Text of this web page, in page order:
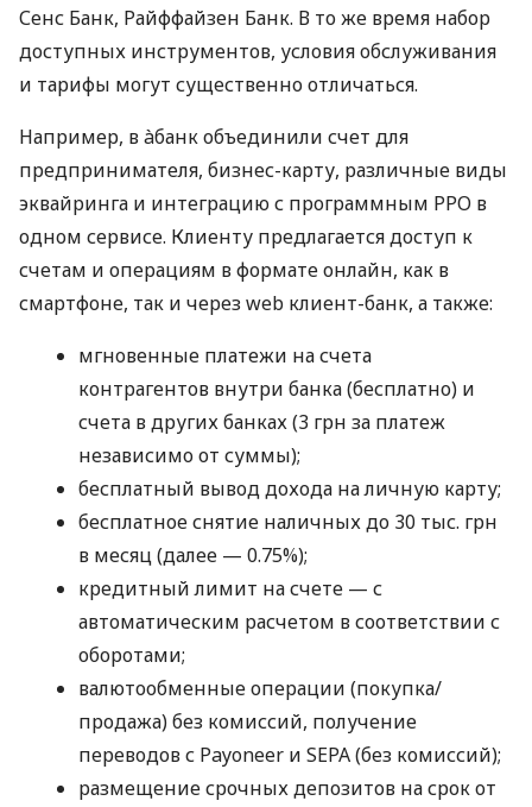
Сенс Банк, Райффайзен Банк. В то же время набор
доступных инструментов, условия обслуживания
и тарифы могут существенно отличаться.
Например, в àбанк объединили счет для
предпринимателя, бизнес-карту, различные виды
эквайринга и интеграцию с программным РРО в
одном сервисе. Клиенту предлагается доступ к
счетам и операциям в формате онлайн, как в
смартфоне, так и через web клиент-банк, а также:
мгновенные платежи на счета
контрагентов внутри банка (бесплатно) и
счета в других банках (3 грн за платеж
независимо от суммы);
бесплатный вывод дохода на личную карту;
бесплатное снятие наличных до 30 тыс. грн
в месяц (далее — 0.75%);
кредитный лимит на счете — с
автоматическим расчетом в соответствии с
оборотами;
валютообменные операции (покупка/
продажа) без комиссий, получение
переводов с Payoneer и SEPA (без комиссий);
размещение срочных депозитов на срок от